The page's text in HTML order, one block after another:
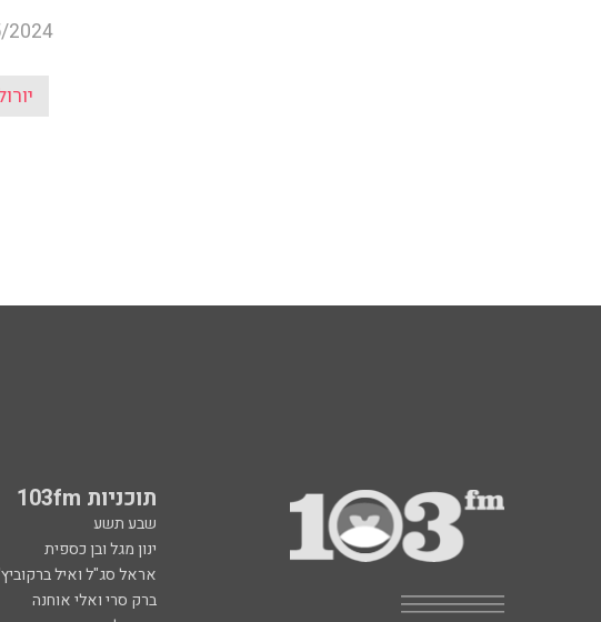
2024
תוכניות 103fm
שבע תשע
ינון מגל ובן כספית
אראל סג"ל ואיל
ברק סרי ואלי אוחנה